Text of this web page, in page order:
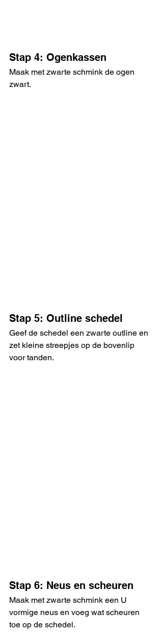
Stap 4: Ogenkassen
Maak met zwarte schmink de ogen
zwart.
Stap 5: Outline schedel
Geef de schedel een zwarte outline en
zet kleine streepjes op de bovenlip
voor tanden.
Stap 6: Neus en scheuren
Maak met zwarte schmink een U
vormige neus en voeg wat scheuren
toe op de schedel.